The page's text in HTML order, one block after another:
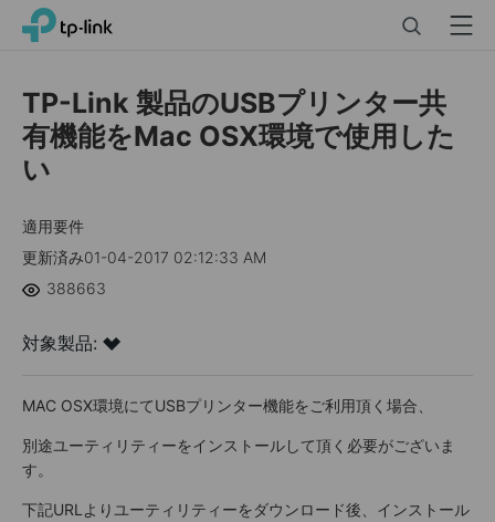
Click
navigation
bar
TP-Link, Reliably Smart Menu
TP-Link 製品のUSBプリンター共
有機能をMac OSX環境で使用した
い
適用要件
更新済み01-04-2017 02:12:33 AM
388663
対象製品:
MAC OSX環境にてUSBプリンター機能をご利用頂く場合、
別途ユーティリティーをインストールして頂く必要がございま
す。
下記URLよりユーティリティーをダウンロード後、インストール